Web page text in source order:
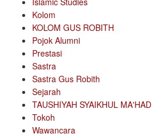
Kolom
KOLOM GUS ROBITH
Pojok Alumni
Prestasi
Sastra
Sastra Gus Robith
Sejarah
TAUSHIYAH SYAIKHUL MA'HAD
Tokoh
Wawancara